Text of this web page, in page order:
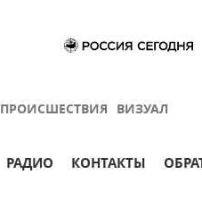
ПРОИСШЕСТВИЯ ВИЗУАЛ
РАДИО КОНТАКТЫ